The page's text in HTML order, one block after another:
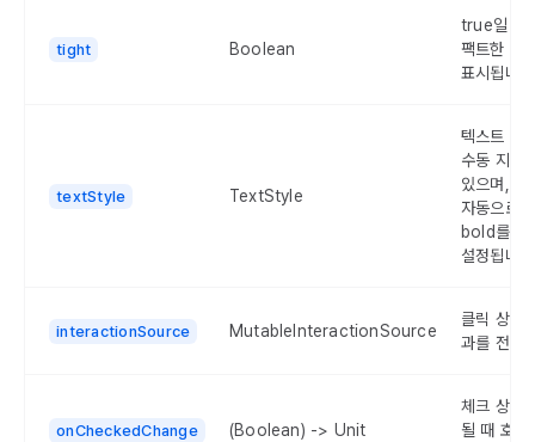
tight Boolean
true일 경
팩트한 스
표시됩니
textStyle TextStyle
텍스트 스
수동 지정
있으며, 생
자동으로
bold를 기
설정됩니
interactionSource MutableInteractionSource
클릭 상호
과를 전달
onCheckedChange (Boolean) -> Unit
체크 상태
될 때 호출